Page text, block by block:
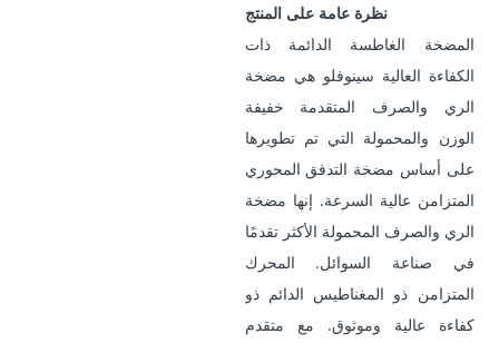
نظرة عامة على المنتج
المضخة الغاطسة الدائمة ذات
الكفاءة العالية سينوفلو هي مضخة
الري والصرف المتقدمة خفيفة
الوزن والمحمولة التي تم تطويرها
على أساس مضخة التدفق المحوري
المتزامن عالية السرعة. إنها مضخة
الري والصرف المحمولة الأكثر تقدمًا
في صناعة السوائل. المحرك
المتزامن ذو المغناطيس الدائم ذو
كفاءة عالية وموثوق. مع متقدم